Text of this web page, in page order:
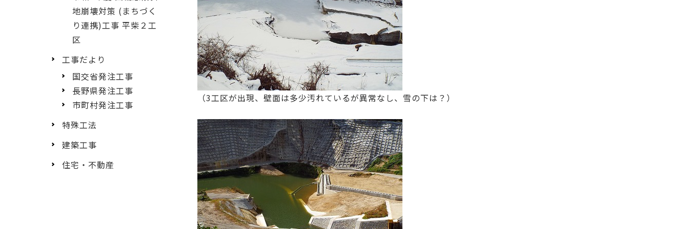
（3工区が出現、壁面は多少汚れているが異常なし、雪の下は？）
地崩壊対策 (まちづく
り連携)工事 平柴２工
区
工事だより
国交省発注工事
長野県発注工事
市町村発注工事
特殊工法
建築工事
住宅・不動産